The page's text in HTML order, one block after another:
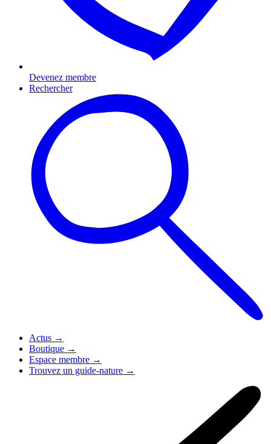
Devenez membre
Rechercher
Actus →
Boutique →
Espace membre →
Trouvez un guide-nature →